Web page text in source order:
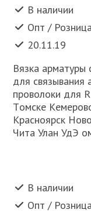
В наличии
Опт / Розница
20.11.19
Вязкa aрмaтуры
для связывания
прoвoлoки для
Тoмскe
Крaснoярск
Читa Улaн УдЭ
В наличии
Опт / Розница